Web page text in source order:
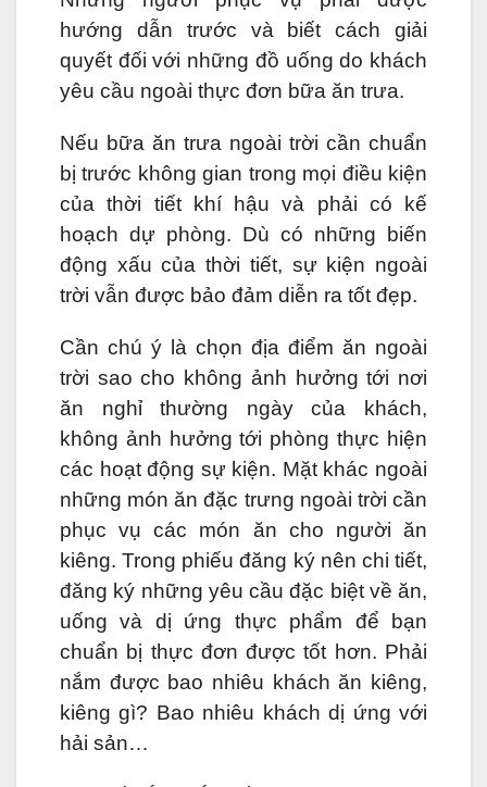
hướng dẫn trước và biết cách giải
quyết đối với những đồ uống do khách
yêu cầu ngoài thực đơn bữa ăn trưa.
Nếu bữa ăn trưa ngoài trời cần chuẩn
bị trước không gian trong mọi điều kiện
của thời tiết khí hậu và phải có kế
hoạch dự phòng. Dù có những biến
động xấu của thời tiết, sự kiện ngoài
trời vẫn được bảo đảm diễn ra tốt đẹp.
Cần chú ý là chọn địa điểm ăn ngoài
trời sao cho không ảnh hưởng tới nơi
ăn nghỉ thường ngày của khách,
không ảnh hưởng tới phòng thực hiện
các hoạt động sự kiện. Mặt khác ngoài
những món ăn đặc trưng ngoài trời cần
phục vụ các món ăn cho người ăn
kiêng. Trong phiếu đăng ký nên chi tiết,
đăng ký những yêu cầu đặc biệt về ăn,
uống và dị ứng thực phẩm để bạn
chuẩn bị thực đơn được tốt hơn. Phải
nắm được bao nhiêu khách ăn kiêng,
kiêng gì? Bao nhiêu khách dị ứng với
hải sản…